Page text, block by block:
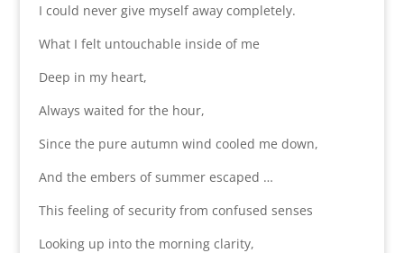
I could never give myself away completely.
What I felt untouchable inside of me
Deep in my heart,
Always waited for the hour,
Since the pure autumn wind cooled me down,
And the embers of summer escaped …
This feeling of security from confused senses
Looking up into the morning clarity,